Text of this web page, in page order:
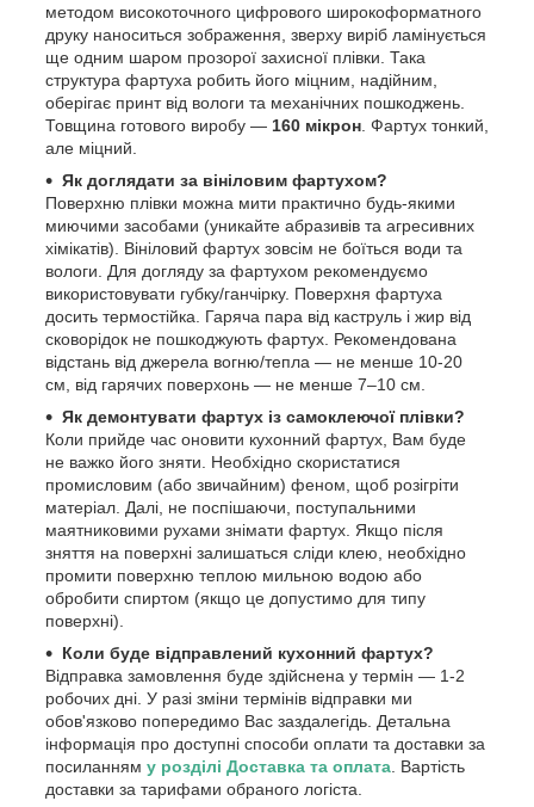
методом високоточного цифрового широкоформатного
друку наноситься зображення, зверху виріб ламінується
ще одним шаром прозорої захисної плівки. Така
структура фартуха робить його міцним, надійним,
оберігає принт від вологи та механічних пошкоджень.
Товщина готового виробу — 160 мікрон . Фартух тонкий,
але міцний.
Як доглядати за вініловим фартухом?
Поверхню плівки можна мити практично будь-якими
миючими засобами (уникайте абразивів та агресивних
хімікатів). Вініловий фартух зовсім не боїться води та
вологи. Для догляду за фартухом рекомендуємо
використовувати губку/ганчірку. Поверхня фартуха
досить термостійка. Гаряча пара від каструль і жир від
сковорідок не пошкоджують фартух. Рекомендована
відстань від джерела вогню/тепла — не менше 10-20
см, від гарячих поверхонь — не менше 7–10 см.
Як демонтувати фартух із самоклеючої плівки?
Коли прийде час оновити кухонний фартух, Вам буде
не важко його зняти. Необхідно скористатися
промисловим (або звичайним) феном, щоб розігріти
матеріал. Далі, не поспішаючи, поступальними
маятниковими рухами знімати фартух. Якщо після
зняття на поверхні залишаться сліди клею, необхідно
промити поверхню теплою мильною водою або
обробити спиртом (якщо це допустимо для типу
поверхні).
Коли буде відправлений кухонний фартух?
Відправка замовлення буде здійснена у термін — 1-2
робочих дні. У разі зміни термінів відправки ми
обов'язково попередимо Вас заздалегідь. Детальна
інформація про доступні способи оплати та доставки за
посиланням у розділі Доставка та оплата . Вартість
доставки за тарифами обраного логіста.